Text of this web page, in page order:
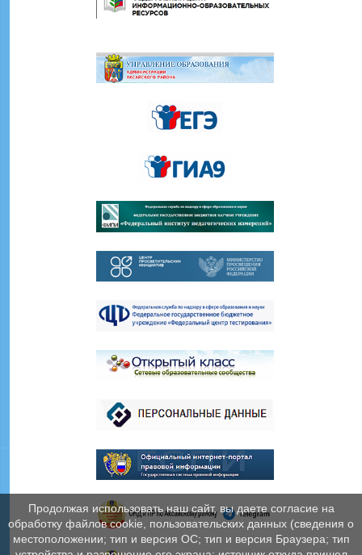
Продолжая использовать наш сайт, вы даете согласие на
обработку файлов cookie, пользовательских данных (сведения о
местоположении; тип и версия ОС; тип и версия Браузера; тип